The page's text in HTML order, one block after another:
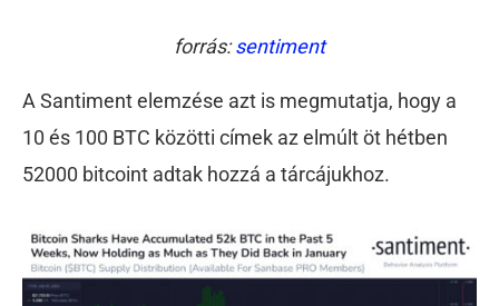
forrás:sentiment
A Santiment elemzése azt is megmutatja, hogy a
10 és 100 BTC közötti címek az elmúlt öt hétben
52000 bitcoint adtak hozzá a tárcájukhoz.